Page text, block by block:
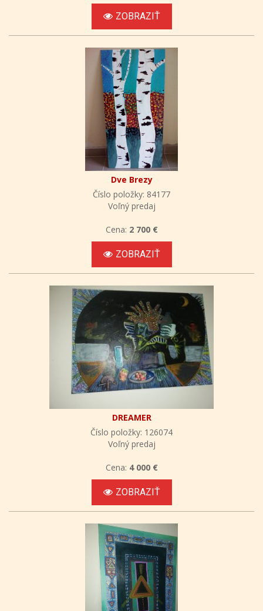
ZOBRAZIŤ
Dve Brezy
Číslo položky: 84177
Voľný predaj
Cena: 2 700 €
ZOBRAZIŤ
DREAMER
Číslo položky: 126074
Voľný predaj
Cena: 4 000 €
ZOBRAZIŤ